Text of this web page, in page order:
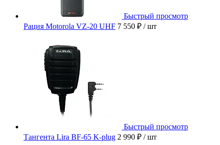
Быстрый просмотр
Рация Motorola VZ-20 UHF 7 550 ₽ / шт
Быстрый просмотр
Тангента Lira BF-65 K-plug 2 990 ₽ / шт